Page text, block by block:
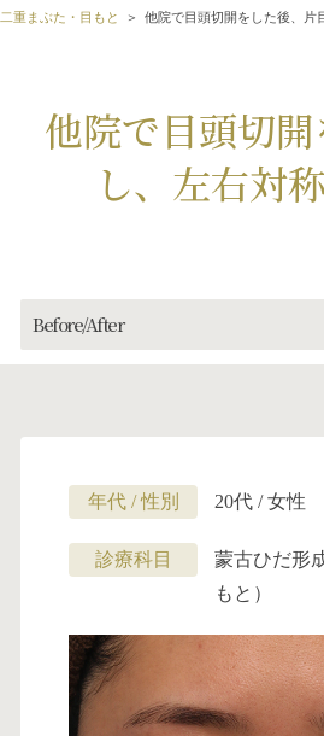
二重まぶた・目もと 他院で目頭切開をした後、片
他院で目頭切
し、左右対
Before/After
年代 / 性別 20代 / 女性
診療科目
蒙古ひだ形
もと）